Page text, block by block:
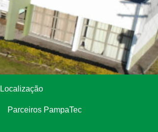
Parceiros PampaTec